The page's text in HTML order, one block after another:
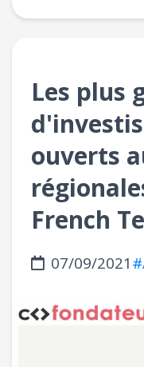
Les plus
ouverts
French
07/09/2021